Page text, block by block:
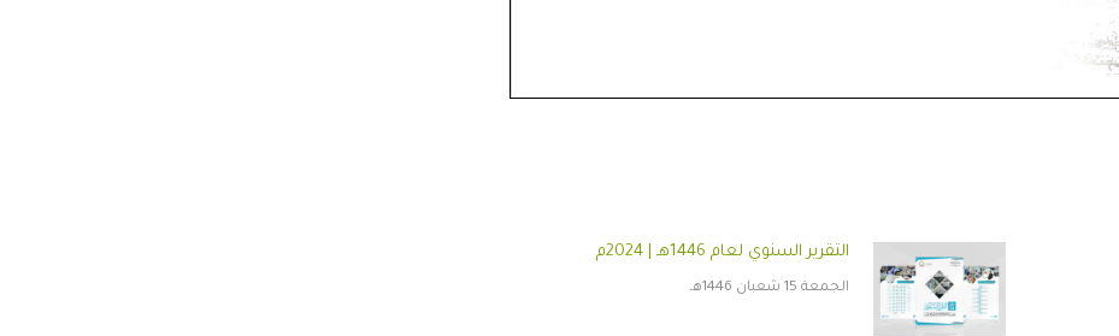
التقرير السنوي لعام 1446هـ | 2024م
الجمعة 15 شعبان 1446هـ